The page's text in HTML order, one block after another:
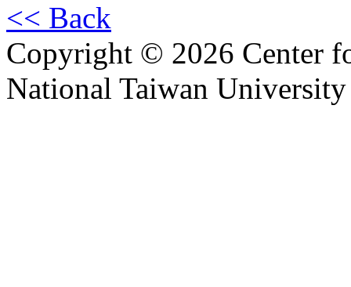
<< Back
Copyright © 2026 Center
National Taiwan University